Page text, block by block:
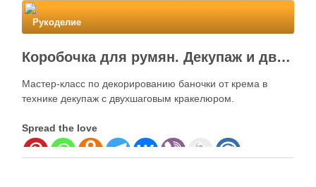
Рукоделие
Коробочка для румян. Декупаж и двухшаговый кракелюр
Мастер-класс по декорированию баночки от крема в
технике декупаж с двухшаговым кракелюром.
Spread the love